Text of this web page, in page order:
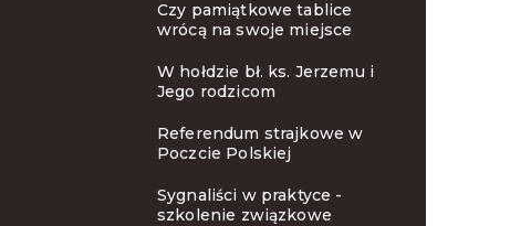
Czy pamiątkowe tablice
wrócą na swoje miejsce
W hołdzie bł. ks. Jerzemu i
Jego rodzicom
Referendum strajkowe w
Poczcie Polskiej
Sygnaliści w praktyce -
szkolenie związkowe